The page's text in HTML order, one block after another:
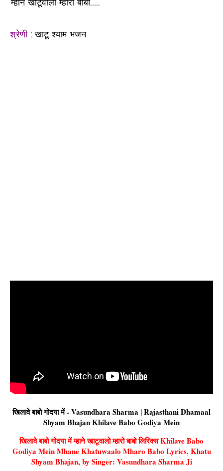
म्हाने खाटूवालो म्हारो बाबो.....
श्रेणी :खाटू श्याम भजन
खिलावे बाबो गोदया में - Vasundhara Sharma | Rajasthani Dhamaal
Shyam Bhajan Khilave Babo Godiya Mein
खिलावे बाबो गोदया में म्हाने खाटूवालो म्हारो बाबो लिरिक्स Khilave Babo
Godiya Mein Mhane Khatuwaalo Mharo Babo Lyrics, Khatu
Shyam Bhajan, by Singer: Vasundhara Sharma Ji